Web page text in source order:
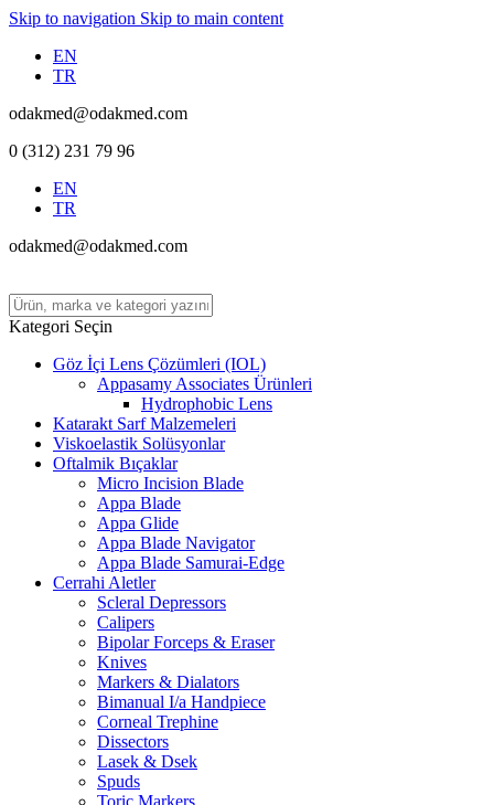
Skip to navigation Skip to main content
EN
TR
odakmed@odakmed.com
0 (312) 231 79 96
EN
TR
odakmed@odakmed.com
Kategori Seçin
Göz İçi Lens Çözümleri (IOL)
Appasamy Associates Ürünleri
Hydrophobic Lens
Katarakt Sarf Malzemeleri
Viskoelastik Solüsyonlar
Oftalmik Bıçaklar
Micro Incision Blade
Appa Blade
Appa Glide
Appa Blade Navigator
Appa Blade Samurai-Edge
Cerrahi Aletler
Scleral Depressors
Calipers
Bipolar Forceps & Eraser
Knives
Markers & Dialators
Bimanual I/a Handpiece
Corneal Trephine
Dissectors
Lasek & Dsek
Spuds
Toric Markers